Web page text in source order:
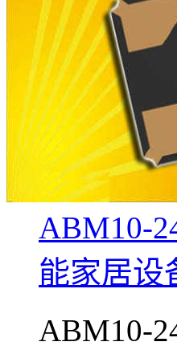
ABM10-
能家居设
ABM10-